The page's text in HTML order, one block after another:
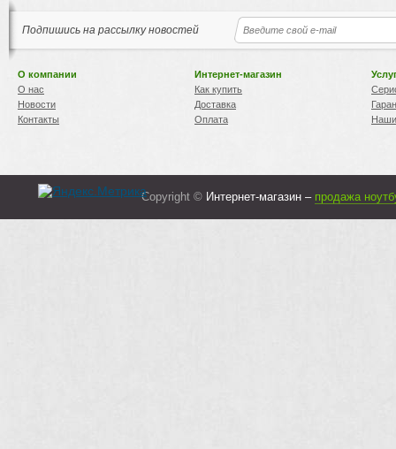
Подпишись на рассылку новостей
О компании
О нас
Новости
Контакты
Интернет-магазин
Как купить
Доставка
Оплата
Copyright © Интернет-магазин – продажа